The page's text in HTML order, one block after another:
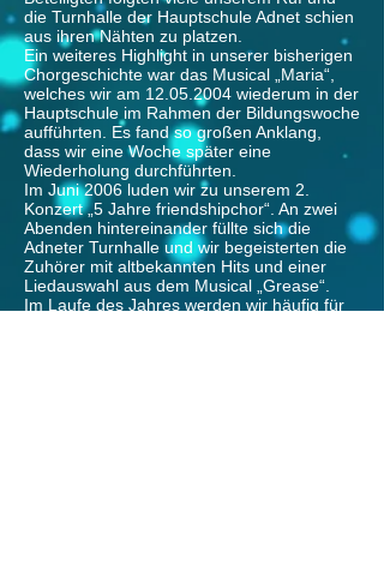
die Turnhalle der Hauptschule Adnet schien
aus ihren Nähten zu platzen.
Ein weiteres Highlight in unserer bisherigen
Chorgeschichte war das Musical „Maria“,
welches wir am 12.05.2004 wiederum in der
Hauptschule im Rahmen der Bildungswoche
aufführten. Es fand so großen Anklang,
dass wir eine Woche später eine
Wiederholung durchführten.
Im Juni 2006 luden wir zu unserem 2.
Konzert „5 Jahre friendshipchor“. An zwei
Abenden hintereinander füllte sich die
Adneter Turnhalle und wir begeisterten die
Zuhörer mit altbekannten Hits und einer
Liedauswahl aus dem Musical „Grease“.
Im Laufe des Jahres werden wir häufig für